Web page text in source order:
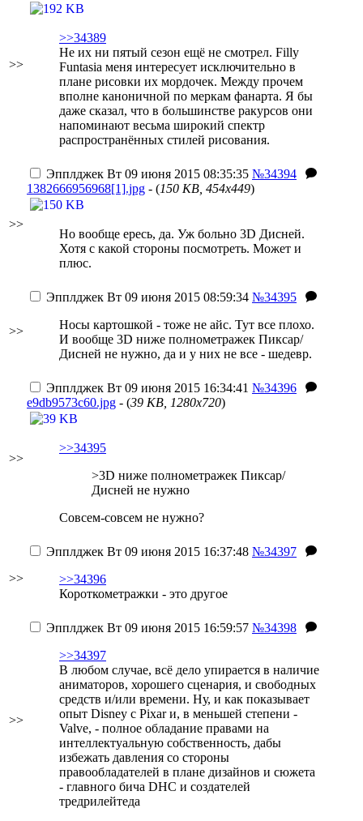
>>
>>34389
Не их ни пятый сезон ещё не смотрел. Filly
Funtasia меня интересует исключительно в
плане рисовки их мордочек. Между прочем
вполне каноничной по меркам фанарта. Я бы
даже сказал, что в большинстве ракурсов они
напоминают весьма широкий спектр
распространённых стилей рисования.
>>
Эпплджек Вт 09 июня 2015 08:35:35 №34394
1382666956968[1].jpg - (150 KB, 454x449)
Но вообще ересь, да. Уж больно 3D Дисней.
Хотя с какой стороны посмотреть. Может и
плюс.
>>
Эпплджек Вт 09 июня 2015 08:59:34 №34395
Носы картошкой - тоже не айс. Тут все плохо.
И вообще 3D ниже полнометражек Пиксар/
Дисней не нужно, да и у них не все - шедевр.
>>
Эпплджек Вт 09 июня 2015 16:34:41 №34396
e9db9573c60.jpg - (39 KB, 1280x720)
>>34395
>3D ниже полнометражек Пиксар/
Дисней не нужно
Совсем-совсем не нужно?
>>
Эпплджек Вт 09 июня 2015 16:37:48 №34397
>>34396
Короткометражки - это другое
>>
Эпплджек Вт 09 июня 2015 16:59:57 №34398
>>34397
В любом случае, всё дело упирается в наличие
аниматоров, хорошего сценария, и свободных
средств и/или времени. Ну, и как показывает
опыт Disney с Pixar и, в меньшей степени -
Valve, - полное обладание правами на
интеллектуальную собственность, дабы
избежать давления со стороны
правообладателей в плане дизайнов и сюжета
- главного бича DHC и создателей
тредрилейтеда